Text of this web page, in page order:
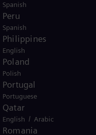
Germany
Spanish
Peru
Spanish
Philippines
English
Poland
Polish
Portugal
Portuguese
Qatar
English / Arabic
Romania
Investor relations
Aktie
Veröffentlichungen und Ad-
Corporate Governance
Hauptversammlung